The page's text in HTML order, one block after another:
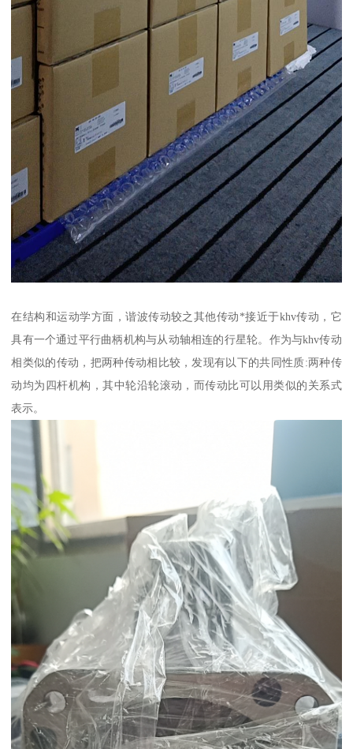
在结构和运动学方面，谐波传动较之其他传动*接近于khv传动，它
具有一个通过平行曲柄机构与从动轴相连的行星轮。作为与khv传动
相类似的传动，把两种传动相比较，发现有以下的共同性质:两种传
动均为四杆机构，其中轮沿轮滚动，而传动比可以用类似的关系式
表示。